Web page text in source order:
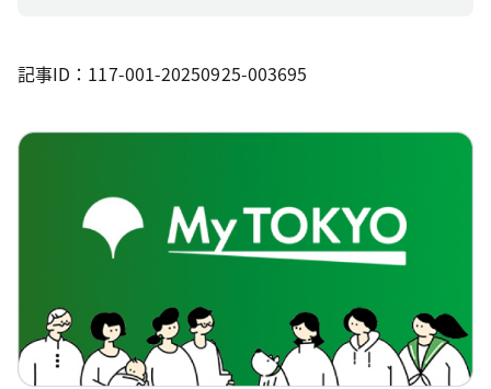
記事ID：117-001-20250925-003695